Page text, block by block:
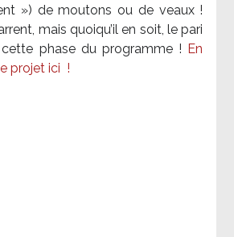
») de moutons ou de veaux !
mais quoiqu’il en soit, le pari
phase du programme ! En
projet ici !